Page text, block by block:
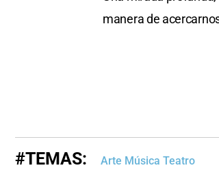
manera de
#TEMAS: Arte Música Teatro